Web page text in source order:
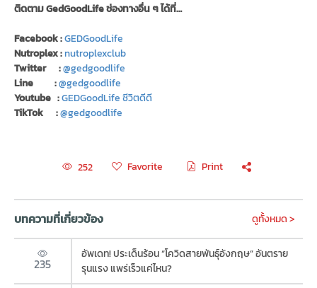
ติดตาม GedGoodLife ช่องทางอื่น ๆ ได้ที่…
Facebook :GEDGoodLife
Nutroplex :nutroplexclub
Twitter :@gedgoodlife
Line :@gedgoodlife
Youtube :GEDGoodLife ชีวิตดีดี
TikTok :@gedgoodlife
252 Favorite Print
บทความที่เกี่ยวข้อง ดูทั้งหมด >
235
อัพเดท! ประเด็นร้อน “โควิดสายพันธุ์อังกฤษ” อันตราย
รุนแรง แพร่เร็วแค่ไหน?